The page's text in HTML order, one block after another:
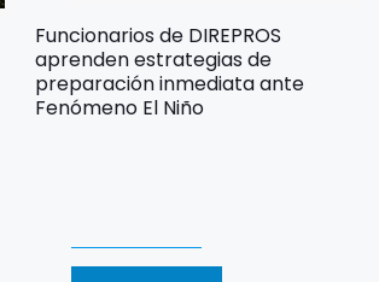
Funcionarios de DIREPROS
aprenden estrategias de
preparación inmediata ante
Fenómeno El Niño